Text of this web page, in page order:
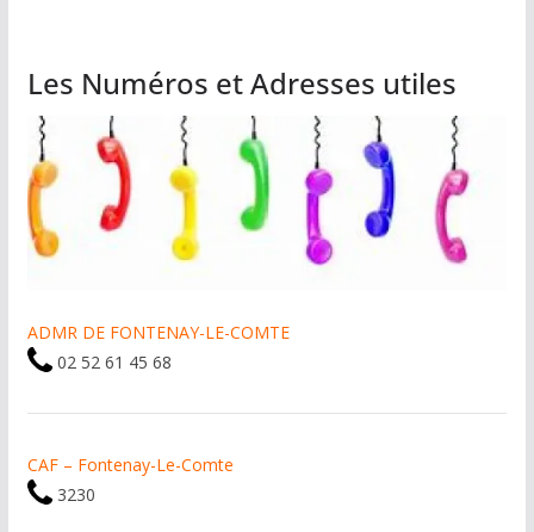
Les Numéros et Adresses utiles
ADMR DE FONTENAY-LE-COMTE
02 52 61 45 68
CAF – Fontenay-Le-Comte
3230